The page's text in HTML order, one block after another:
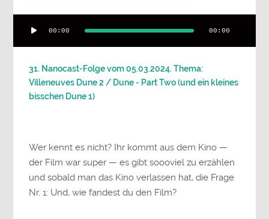
Player
00:00 00:00
31. Nanocast-Folge vom 05.03.2024. Thema:
Villeneuves Dune 2 / Dune - Part Two (und ein kleines
bisschen Dune 1)
Wer kennt es nicht? Ihr kommt aus dem Kino —
der Film war super — es gibt soooviel zu erzählen
und sobald man das Kino verlassen hat, die Frage
Nr. 1: Und, wie fandest du den Film?